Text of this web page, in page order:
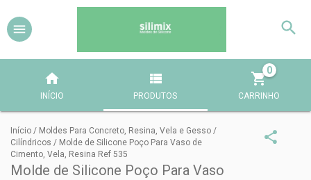
INÍCIO PRODUTOS CARRINHO
0
Início / Moldes Para Concreto, Resina, Vela e Gesso /
Cilíndricos / Molde de Silicone Poço Para Vaso de
Cimento, Vela, Resina Ref 535
Molde de Silicone Poço Para Vaso